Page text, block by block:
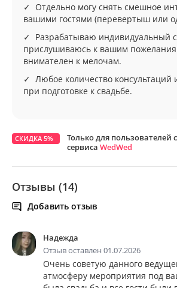
✓ Отдельно могу снять смешное
вашими гостями (перевертыш или
✓ Разрабатываю индивидуальный
прислушиваюсь к вашим
внимателен к мелочам.
✓ Любое количество консультаций
при подготовке к свадьбе.
СКИДКА 5%
Только для пользователей
сервиса WedWed
Отзывы (14)
Добавить отзыв
Надежда
Отзыв оставлен 01.07.2026
Очень советую данного
атмосферу мероприятия под